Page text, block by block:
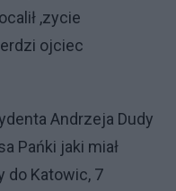
,zycie
ojciec
Andrzeja Dudy
Pańki jaki miał
do Katowic, 7